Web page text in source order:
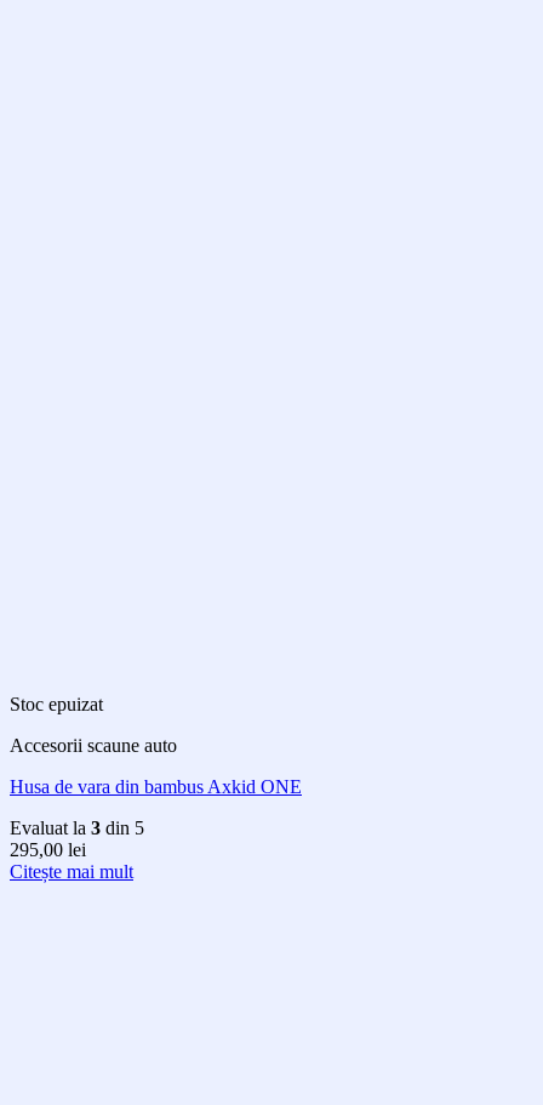
Stoc epuizat
Accesorii scaune auto
Husa de vara din bambus Axkid ONE
Evaluat la 3 din 5
295,00 lei
Citește mai mult